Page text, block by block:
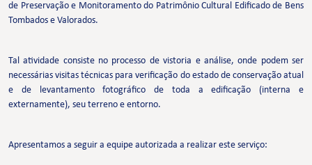
de Preservação e Monitoramento do Patrimônio Cultural Edificado de Bens
Tombados e Valorados.
Tal atividade consiste no processo de vistoria e análise, onde podem ser
necessárias visitas técnicas para verificação do estado de conservação atual
e de levantamento fotográfico de toda a edificação (interna e
externamente), seu terreno e entorno.
Apresentamos a seguir a equipe autorizada a realizar este serviço: